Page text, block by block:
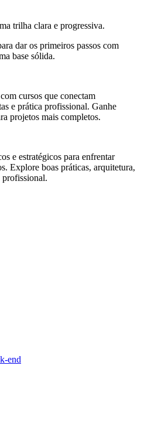
trilha clara e progressiva.
dar os primeiros passos com
base sólida.
cursos que conectam
e prática profissional. Ganhe
projetos mais completos.
e estratégicos para enfrentar
Explore boas práticas, arquitetura,
profissional.
end